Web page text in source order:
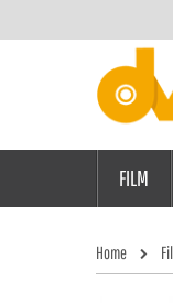
FILM
Home